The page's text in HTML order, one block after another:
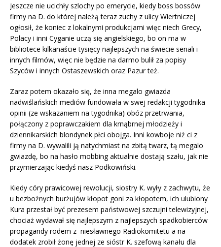
Jeszcze nie ucichły szlochy po emerycie, kiedy boss bossów
firmy na D. do której należą teraz zuchy z ulicy Wiertniczej
ogłosił, że koniec z lokalnymi produkcjami więc niech Grecy,
Polacy i inni Cyganie uczą się angielskiego, bo on ma w
bibliotece kilkanaście tysięcy najlepszych na świecie seriali i
innych filmów, więc nie będzie na darmo bulił za popisy
Szyców i innych Ostaszewskich oraz Pazur też.
Zaraz potem okazało się, że inna megalo gwiazda
nadwiślańskich mediów fundowała w swej redakcji tygodnika
opinii (ze wskazaniem na tygodnika) obóz przetrwania,
połączony z poprawczakiem dla krnąbrnej młodzieży i
dziennikarskich blondynek płci obojga. Inni kowboje niż ci z
firmy na D. wywalili ją natychmiast na zbitą twarz, tą megalo
gwiazdę, bo na hasło mobbing aktualnie dostają szału, jak nie
przymierzając kiedyś nasz Podkowiński.
Kiedy córy prawicowej rewolucji, siostry K. wyły z zachwytu, że
u bezbożnych burżujów kłopot goni za kłopotem, ich ulubiony
Kura przestał być prezesem państwowej szczujni telewizyjnej,
chociaż wydawał się najlepszym z najlepszych spadkobierców
propagandy rodem z niesławnego Radiokomitetu a na
dodatek zrobił żonę jednej ze sióstr K. szefową kanału dla